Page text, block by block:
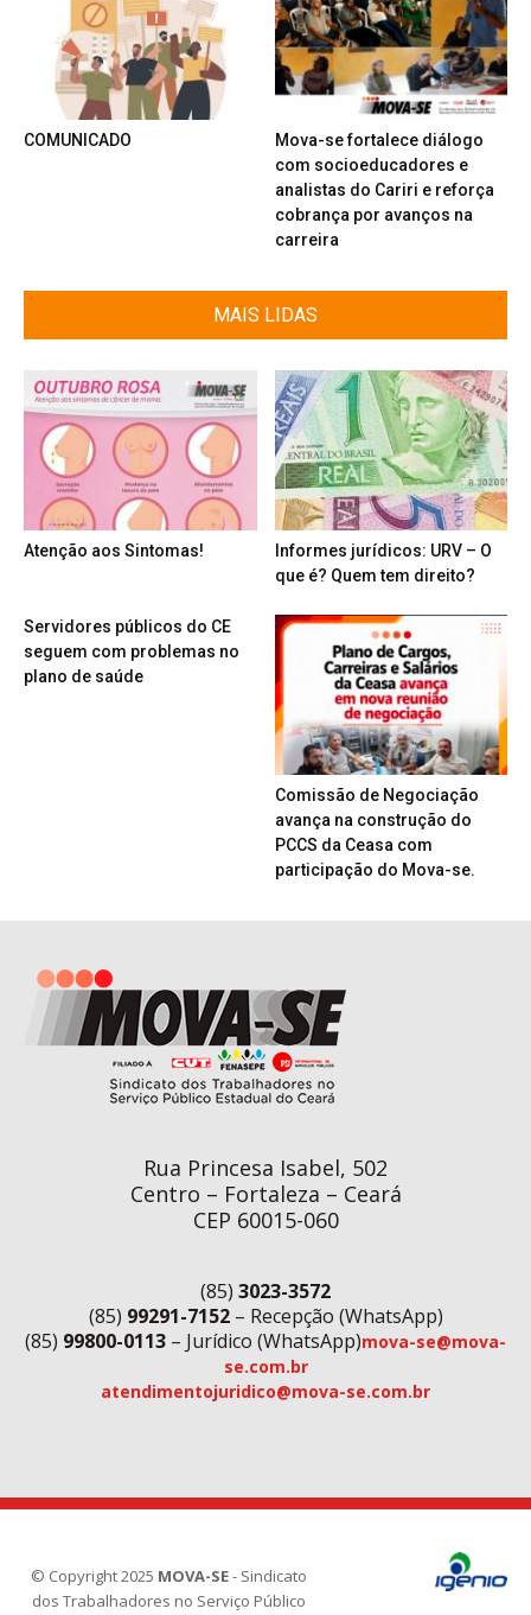
COMUNICADO
Mova-se fortalece diálogo
com socioeducadores e
analistas do Cariri e reforça
cobrança por avanços na
carreira
MAIS LIDAS
Atenção aos Sintomas!
Informes jurídicos: URV – O
que é? Quem tem direito?
Servidores públicos do CE
seguem com problemas no
plano de saúde
Comissão de Negociação
avança na construção do
PCCS da Ceasa com
participação do Mova-se.
Rua Princesa Isabel, 502
Centro – Fortaleza – Ceará
CEP 60015-060
(85) 3023-3572
(85) 99291-7152– Recepção (WhatsApp)
(85) 99800-0113 – Jurídico (WhatsApp)mova-se@mova-
se.com.br
atendimentojuridico@mova-se.com.br
© Copyright 2025 MOVA-SE- Sindicato
dos Trabalhadores no Serviço Público